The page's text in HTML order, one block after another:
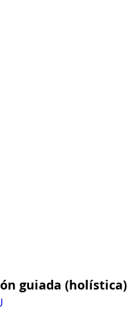
guiada (holística)